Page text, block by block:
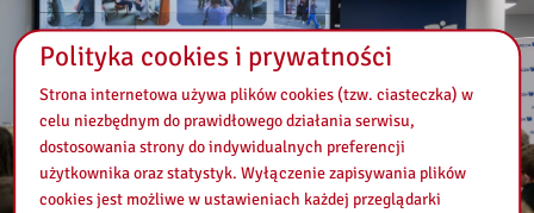
Polityka cookies i prywatności
Strona internetowa używa plików cookies (tzw. ciasteczka) w
celu niezbędnym do prawidłowego działania serwisu,
dostosowania strony do indywidualnych preferencji
użytkownika oraz statystyk. Wyłączenie zapisywania plików
cookies jest możliwe w ustawieniach każdej przeglądarki